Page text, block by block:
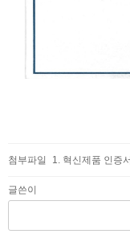
첨부파일 혁신제품 인증
글쓴이